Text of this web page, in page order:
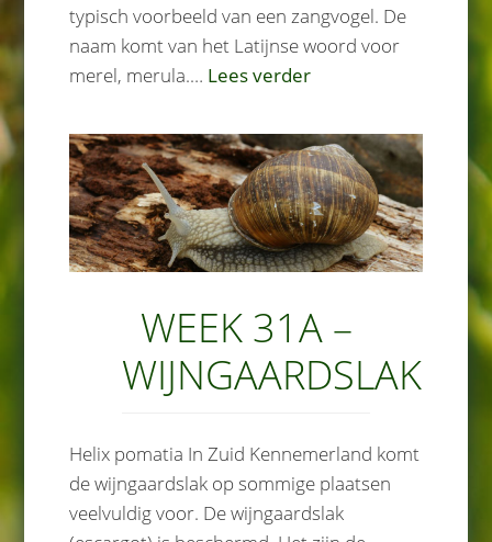
typisch voorbeeld van een zangvogel. De
naam komt van het Latijnse woord voor
merel, merula.… Lees verder
WEEK 31A –
WIJNGAARDSLAK
Helix pomatia In Zuid Kennemerland komt
de wijngaardslak op sommige plaatsen
veelvuldig voor. De wijngaardslak